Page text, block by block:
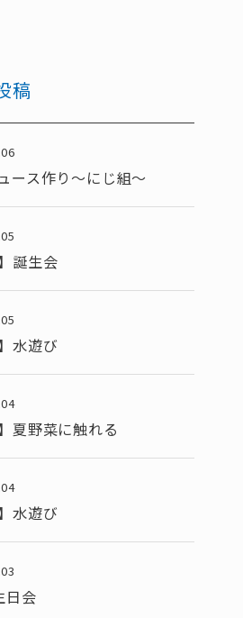
稿
ース作り～にじ組～
誕生会
水遊び
夏野菜に触れる
水遊び
会